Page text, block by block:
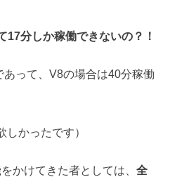
17分しか稼働できないの？！
って、V8の場合は40分稼働
しかったです）
かけてきた者としては、全